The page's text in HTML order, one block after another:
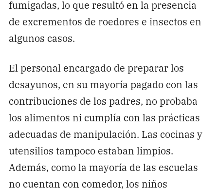
fumigadas, lo que resultó en la presencia
de excrementos de roedores e insectos en
algunos casos.
El personal encargado de preparar los
desayunos, en su mayoría pagado con las
contribuciones de los padres, no probaba
los alimentos ni cumplía con las prácticas
adecuadas de manipulación. Las cocinas y
utensilios tampoco estaban limpios.
Además, como la mayoría de las escuelas
no cuentan con comedor, los niños